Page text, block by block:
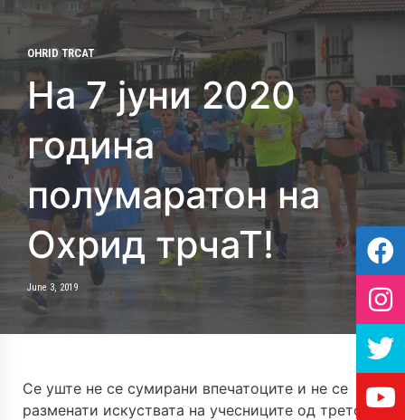
OHRID TRCAT
На 7 јуни 2020
година
полумаратон на
Охрид трчаТ!
June 3, 2019
Се уште не се сумирани впечатоците и не се
разменати искуствата на учесниците од третото